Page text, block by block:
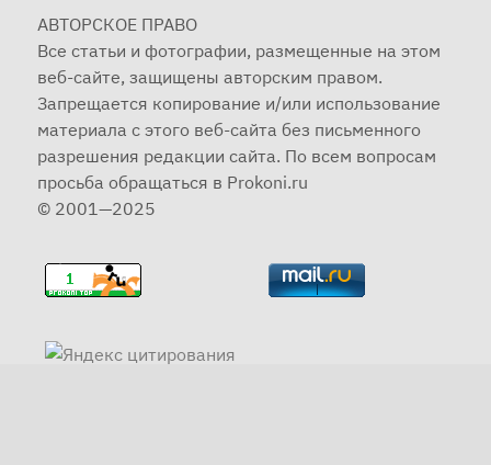
АВТОРСКОЕ ПРАВО
Все статьи и фотографии, размещенные на этом
веб-сайте, защищены авторским правом.
Запрещается копирование и/или использование
материала с этого веб-сайта без письменного
разрешения редакции сайта. По всем вопросам
просьба обращаться в Prokoni.ru
© 2001—2025